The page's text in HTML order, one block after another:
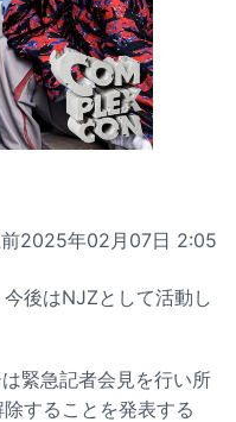
2025年02月07日 2:05
後はNJZとして活動し
緊急記者会見を行い所
することを発表する